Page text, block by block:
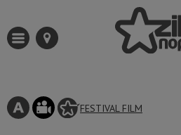
FESTIVAL FILM